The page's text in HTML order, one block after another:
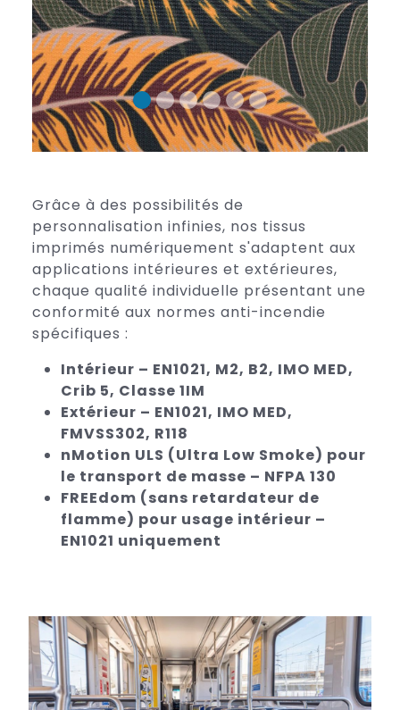
Grâce à des possibilités de
personnalisation infinies, nos tissus
imprimés numériquement s'adaptent aux
applications intérieures et extérieures,
chaque qualité individuelle présentant une
conformité aux normes anti-incendie
spécifiques :
Intérieur – EN1021, M2, B2, IMO MED,
Crib 5, Classe 1IM
Extérieur – EN1021, IMO MED,
FMVSS302, R118
nMotion ULS (Ultra Low Smoke) pour
le transport de masse – NFPA 130
FREEdom (sans retardateur de
flamme) pour usage intérieur –
EN1021 uniquement